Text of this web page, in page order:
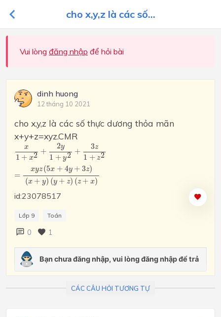
cho x,y,z là các số...
Vui lòng đăng nhập để hỏi bài
dinh huong
12 tháng 10 2021
cho x,y,z là các số thực dương thỏa mãn
x+y+z=xyz.CMR
x
1 + x2 +
2y
1 + y2 +
3z
1 + z2
=
xyz (5x + 4y + 3z)
(x + y) (y + z) (z + x)
+ y +y +z
id:23078517
Lớp 9 Toán
0 1
CÁC CÂU HỎI TƯƠNG TỰ